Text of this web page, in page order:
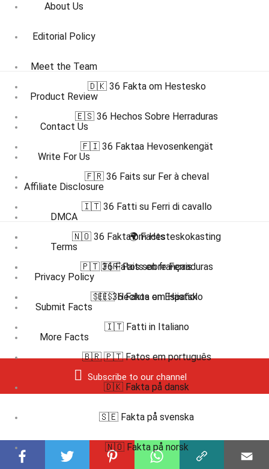
About Us
Editorial Policy
Meet the Team
Product Review
Contact Us
Write For Us
Affiliate Disclosure
DMCA
Terms
Privacy Policy
Submit Facts
More Facts
Subscribe to our channel
🇩🇰 36 Fakta om Hestesko
🇪🇸 36 Hechos Sobre Herraduras
🇫🇮 36 Faktaa Hevosenkengät
🇫🇷 36 Faits sur Fer à cheval
🇮🇹 36 Fatti su Ferri di cavallo
🇳🇴 36 Fakta om Hesteskokasting
🇵🇹 36 Fatos sobre Ferraduras
🇸🇪 36 Fakta om Hästsko
🌍 Facts
🇫🇷 Faits en français
🇪🇸 Hechos en Español
🇮🇹 Fatti in Italiano
🇧🇷 🇵🇹 Fatos em português
🇩🇰 Fakta på dansk
🇸🇪 Fakta på svenska
🇳🇴 Fakta på norsk